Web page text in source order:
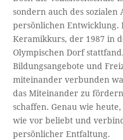
sondern auch des sozialen
persönlichen Entwicklung.
Keramikkurs, der 1987 in
Olympischen Dorf
Bildungsangebote und
miteinander verbunden
das Miteinander zu
schaffen. Genau wie
wie vor beliebt und
persönlicher Entfaltung.